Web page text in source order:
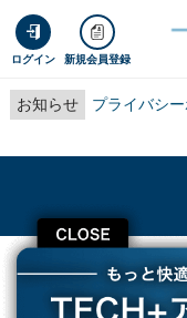
ログイン 新規会員登録
お知らせ プライバシ
TECH+ 企業IT
SaaS